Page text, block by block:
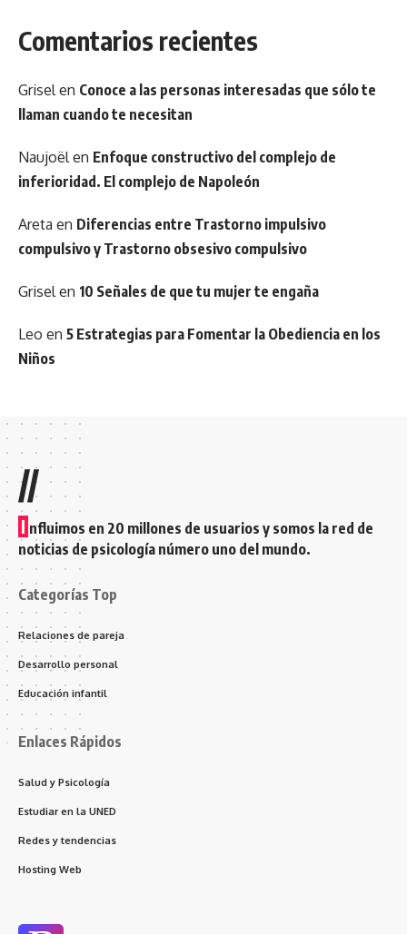
Comentarios recientes
Grisel en Conoce a las personas interesadas que sólo te
llaman cuando te necesitan
Naujoël en Enfoque constructivo del complejo de
inferioridad. El complejo de Napoleón
Areta en Diferencias entre Trastorno impulsivo
compulsivo y Trastorno obsesivo compulsivo
Grisel en 10 Señales de que tu mujer te engaña
Leo en 5 Estrategias para Fomentar la Obediencia en los
Niños
//
I nfluimos en 20 millones de usuarios y somos la red de
noticias de psicología número uno del mundo.
Categorías Top
Relaciones de pareja
Desarrollo personal
Educación infantil
Enlaces Rápidos
Salud y Psicología
Estudiar en la UNED
Redes y tendencias
Hosting Web